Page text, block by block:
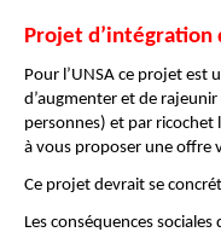
Projet d’intégration
Pour l’UNSA ce projet est
d’augmenter et de
personnes) et par ricochet
à vous proposer une offre
Ce projet devrait se
Les conséquences